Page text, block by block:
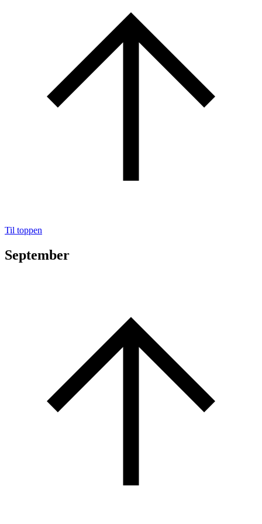
Til toppen
September